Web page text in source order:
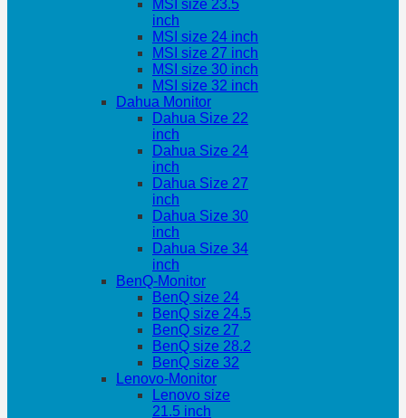
MSI size 23.5
inch
MSI size 24 inch
MSI size 27 inch
MSI size 30 inch
MSI size 32 inch
Dahua Monitor
Dahua Size 22
inch
Dahua Size 24
inch
Dahua Size 27
inch
Dahua Size 30
inch
Dahua Size 34
inch
BenQ-Monitor
BenQ size 24
BenQ size 24.5
BenQ size 27
BenQ size 28.2
BenQ size 32
Lenovo-Monitor
Lenovo size
21.5 inch